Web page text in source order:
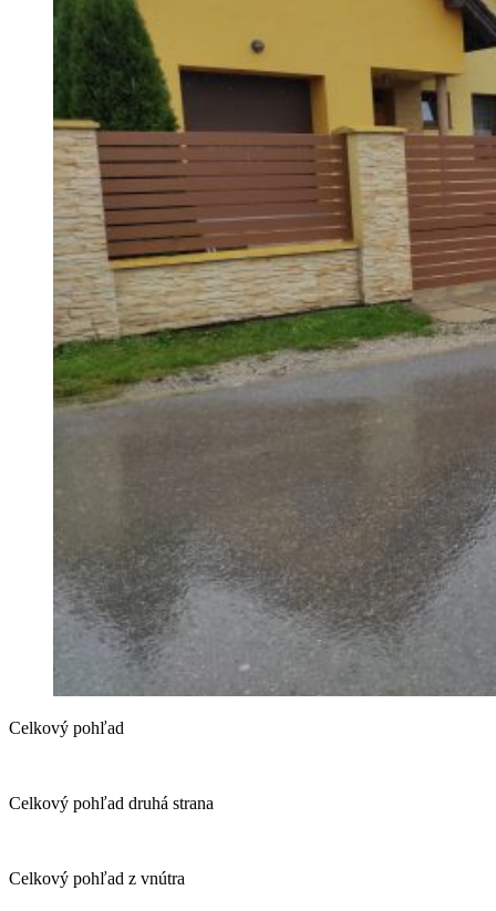
Celkový pohľad
Celkový pohľad druhá strana
Celkový pohľad z vnútra